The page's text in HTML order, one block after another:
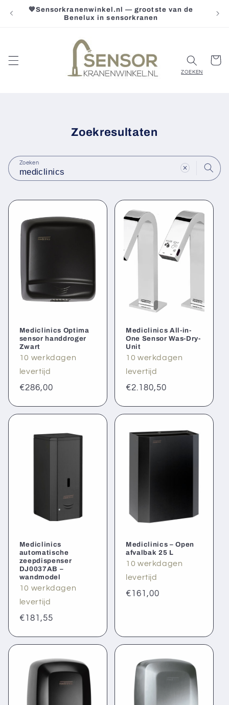
Meteen
naar de
💙Sensorkranenwinkel.nl — grootste van de
Benelux in sensorkranen
Zoekresultaten
Zoeken
Mediclinics Optima
sensor handdroger
Zwart
10 werkdagen
levertijd
Normale
€286,00
Mediclinics All-in-
One Sensor Was-Dry-
Unit
10 werkdagen
levertijd
Normale
€2.180,50
Mediclinics
automatische
zeepdispenser
DJ0037AB –
wandmodel
10 werkdagen
levertijd
Normale
€181,55
Mediclinics – Open
afvalbak 25 L
10 werkdagen
levertijd
Normale
€161,00